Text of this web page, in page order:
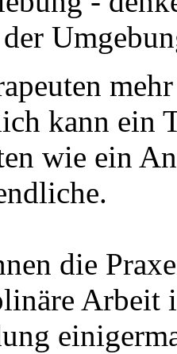
kann ein
wie ein
die
Arbeit